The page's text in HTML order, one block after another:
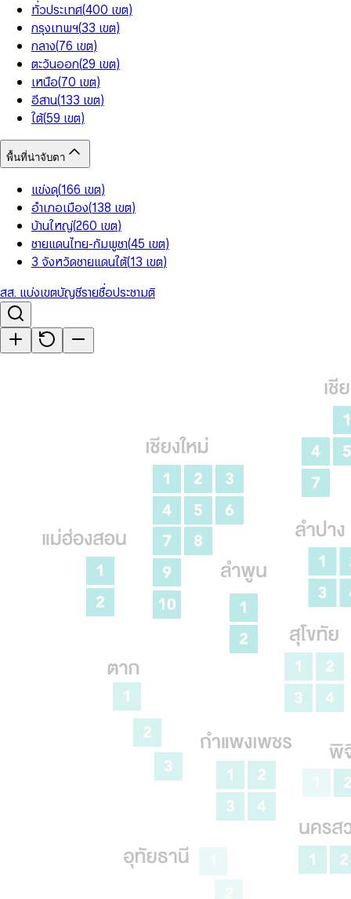
ทั่วประเทศ(400 เขต)
กรุงเทพฯ(33 เขต)
กลาง(76 เขต)
ตะวันออก(29 เขต)
เหนือ(70 เขต)
อีสาน(133 เขต)
ใต้(59 เขต)
พื้นที่น่าจับตา
แข่งดุ(166 เขต)
อำเภอเมือง(138 เขต)
บ้านใหญ่(260 เขต)
ชายแดนไทย-กัมพูชา(45 เขต)
3 จังหวัดชายแดนใต้(13 เขต)
สส. แบ่งเขตบัญชีรายชื่อประชามติ